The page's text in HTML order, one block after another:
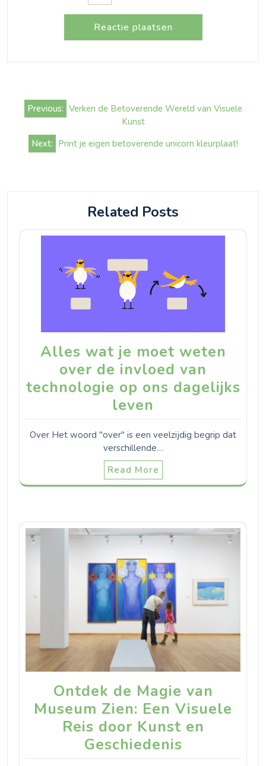
Bericht
navigatie
Previous: Verken de Betoverende Wereld van Visuele
Kunst
Next: Print je eigen betoverende unicorn kleurplaat!
Related Posts
Alles wat je moet weten
over de invloed van
technologie op ons dagelijks
leven
Over Het woord "over" is een veelzijdig begrip dat
verschillende…
Read More
Ontdek de Magie van
Museum Zien: Een Visuele
Reis door Kunst en
Geschiedenis